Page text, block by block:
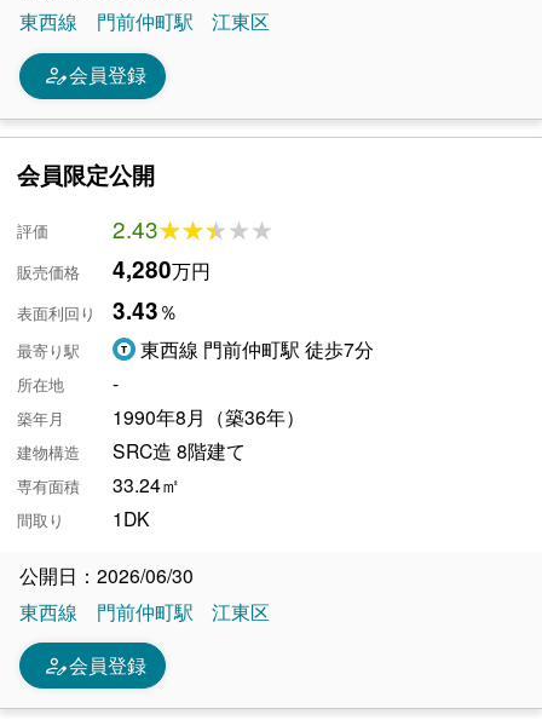
東西線
門前仲町駅 江東区
person_edit会員登録
会員限定公開
評価 2.43★★★★★
★★★★★
販売価格 4,280万円
表面利回り 3.43％
最寄り駅 東西線 門前仲町駅 徒歩7分
所在地 -
築年月 1990年8月（築36年）
建物構造 SRC造 8階建て
専有面積 33.24㎡
間取り 1DK
公開日：2026/06/30
東西線
門前仲町駅 江東区
person_edit会員登録